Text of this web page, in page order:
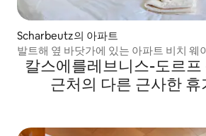
Scharbeutz의 아파트
발트해 옆 바닷가에 있는 아파트 비치 웨
칼스에를레브니스-도르
근처의 다른 근사한 휴